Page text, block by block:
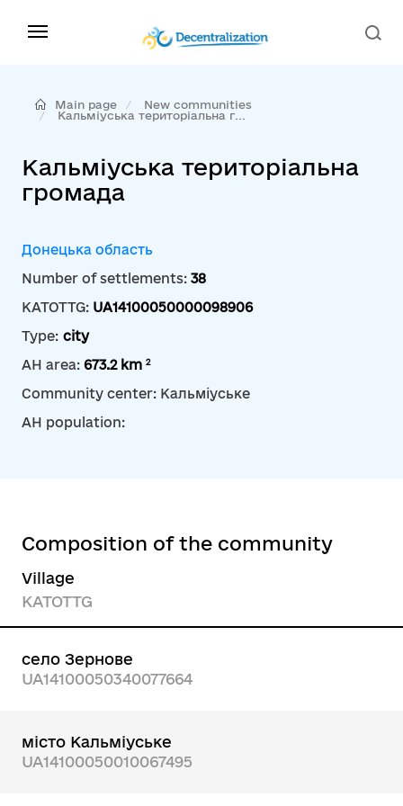
Main page
New communities
Кальміуська територіальна г...
Кальміуська територіальна
громада
Донецька область
Number of settlements: 38
KATOTTG: UA14100050000098906
Type: city
AH area: 673.2 km 2
Community center: Кальміуське
AH population:
Composition of the community
Village
KATOTTG
село Зернове
UA14100050340077664
місто Кальміуське
UA14100050010067495